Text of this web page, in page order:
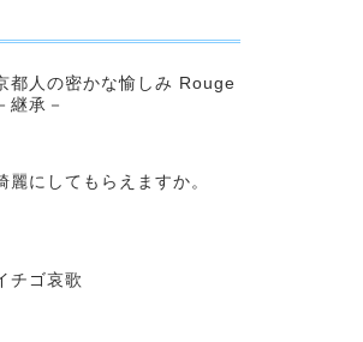
都人の密かな愉しみ Rouge
継承－
麗にしてもらえますか。
チゴ哀歌